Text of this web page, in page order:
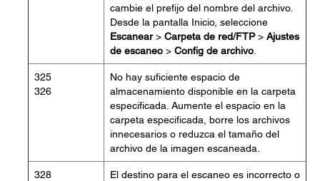
cambie el prefijo del nombre del archivo.
Desde la pantalla Inicio, seleccione
Escanear> Carpeta de red/FTP> Ajustes
de escaneo > Config de archivo
325
326
No hay suficiente espacio de
almacenamiento disponible en la carpeta
especificada. Aumente el espacio en la
carpeta especificada, borre los archivos
innecesarios o reduzca el tamaño del
archivo de la imagen escaneada.
328
El destino para el escaneo es incorrecto o